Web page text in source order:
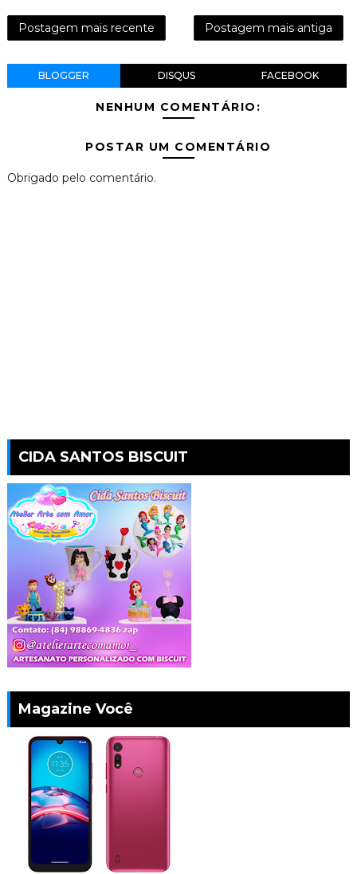
Postagem mais recente Postagem mais antiga
BLOGGER DISQUS FACEBOOK
NENHUM COMENTÁRIO:
POSTAR UM COMENTÁRIO
Obrigado pelo comentário.
CIDA SANTOS BISCUIT
Magazine Você